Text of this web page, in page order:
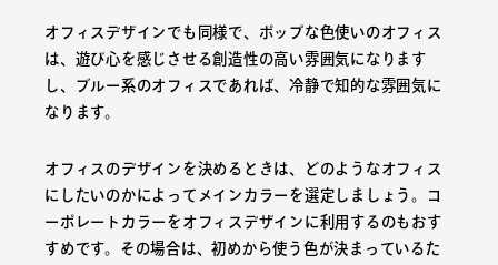
オフィスデザインでも同様で、ポップな色使いのオフィス
は、遊び心を感じさせる創造性の高い雰囲気になります
し、ブルー系のオフィスであれば、冷静で知的な雰囲気に
なります。
オフィスのデザインを決めるときは、どのようなオフィス
にしたいのかによってメインカラーを選定しましょう。コ
ーポレートカラーをオフィスデザインに利用するのもおす
すめです。その場合は、初めから使う色が決まっているた